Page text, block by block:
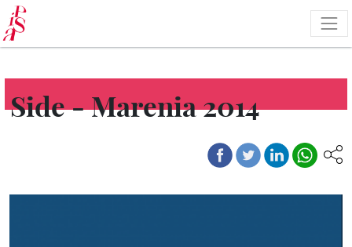
Salta
al
contenuto
principale
Side - Marenia 2014